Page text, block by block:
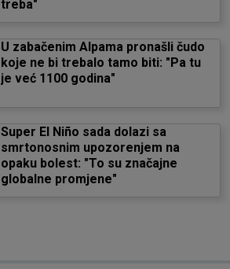
treba"
U zabačenim Alpama pronašli čudo
koje ne bi trebalo tamo biti: "Pa tu
je već 1100 godina"
Super El Niño sada dolazi sa
smrtonosnim upozorenjem na
opaku bolest: "To su značajne
globalne promjene"